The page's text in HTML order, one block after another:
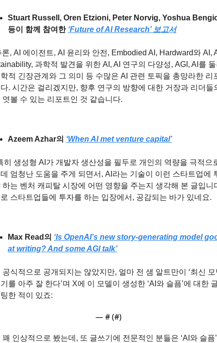
Stuart Russell, Oren Etzioni, Peter Norvig, Yoshua
등이 함께 참여한 ‘Future of AI Research’ 보고서
론, AI 에이전트, AI 윤리와 안전, Embodied AI, Hardward와 AI,
과학적 발견을 위한 AI, AI 연구의 다양성, AGI, AI를
적 긴장관계와 그 의미 등 수많은 AI 관련 토픽을 총망라한 리
. 시간은 걸리겠지만, 향후 연구의 방향에 대한 거장과 리더들
엿볼 수 있는 리포트인 것 같습니다.
Azeem Azhar의 ‘When AI met venture capital’
히 생성형 AI가 개발자 생산성을 필두로 개인의 역량을 극적으
엄청난 도움을 주게 되면서, AI라는 기술이 이런 스타트업에
하는 벤처 캐피탈 시장에 어떤 영향을 주는지 생각해 본 글입니
스타트업들에 투자를 하는 입장에서, 공감되는 바가 있네요.
Max Read의 ‘Is OpenAI’s new story-generating model
at writing? And some AGI talk’
공식적으로 공개되지는 않았지만, 얼마 전 샘 알트만이 ‘최신
를 아주 잘 한다’며 X에 이 모델이 생성한 ‘AI와 슬픔’에 대한
한 적이 있죠:
— # (#)
꽤 인상적으로 봤는데, 또 글쓰기에 전문적인 분들은 ‘AI와 슬픔